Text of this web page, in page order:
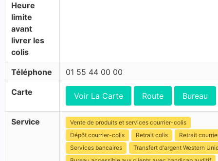
Heure
limite
avant
livrer les
colis
Téléphone 01 55 44 00 00
Carte Voir La Carte Route Bureau
Service
Vente de produits et services courrier-colis
Dépôt courrier-colis
Retrait colis
Retrait
Services bancaires
Transfert d'argent Western